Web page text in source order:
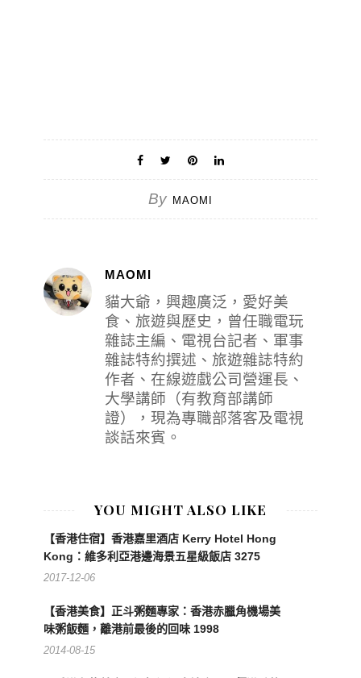
By MAOMI
MAOMI
貓大爺，興趣廣泛，愛好美
食、旅遊與歷史，曾任職電玩
雜誌主編、電視台記者、軍事
雜誌特約撰述、旅遊雜誌特約
作者、在線遊戲公司營運長、
大學講師（有教育部講師
證），現為專職部落客及電視
談話來賓。
YOU MIGHT ALSO LIKE
【香港住宿】香港嘉里酒店 Kerry Hotel Hong
Kong：維多利亞港邊海景五星級飯店 3275
2017-12-06
【香港美食】正斗粥麵專家：香港赤臘角機場美
味粥飯麵，離港前最後的回味 1998
2014-08-15